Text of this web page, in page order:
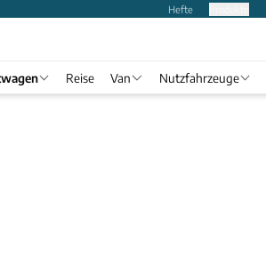
Hefte
Reise Van Nutzfahrzeuge